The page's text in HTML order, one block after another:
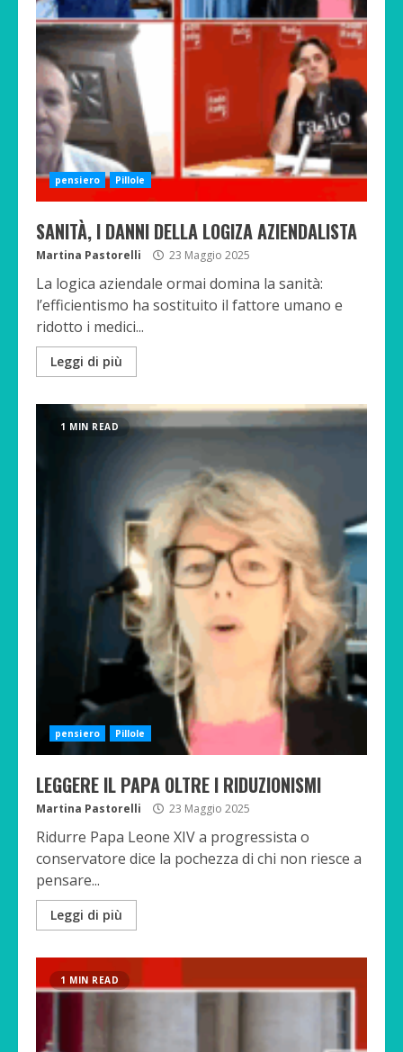
pensiero Pillole
SANITÀ, I DANNI DELLA LOGIZA AZIENDALISTA
Martina Pastorelli 23 Maggio 2025
La logica aziendale ormai domina la sanità:
l’efficientismo ha sostituito il fattore umano e
ridotto i medici...
Leggi di più
1 MIN READ
pensiero Pillole
LEGGERE IL PAPA OLTRE I RIDUZIONISMI
Martina Pastorelli 23 Maggio 2025
Ridurre Papa Leone XIV a progressista o
conservatore dice la pochezza di chi non riesce a
pensare...
Leggi di più
1 MIN READ